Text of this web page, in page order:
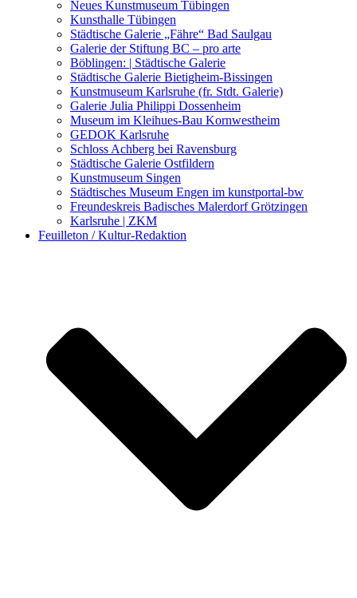
Kunstwettbewerbe, Ausschreibungen für Künstler
Neues Kunstmuseum Tübingen
Kunsthalle Tübingen
Städtische Galerie „Fähre“ Bad Saulgau
Galerie der Stiftung BC – pro arte
Böblingen: | Städtische Galerie
Städtische Galerie Bietigheim-Bissingen
Kunstmuseum Karlsruhe (fr. Stdt. Galerie)
Galerie Julia Philippi Dossenheim
Museum im Kleihues-Bau Kornwestheim
GEDOK Karlsruhe
Schloss Achberg bei Ravensburg
Städtische Galerie Ostfildern
Kunstmuseum Singen
Städtisches Museum Engen im kunstportal-bw
Freundeskreis Badisches Malerdorf Grötzingen
Karlsruhe | ZKM
Feuilleton / Kultur-Redaktion